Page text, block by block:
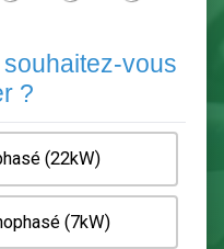
3 devis comparatifs
engagement.
6
souhaitez-
?